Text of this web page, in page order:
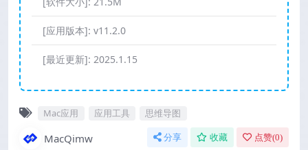
[应用版本]: v11.2.0
[最近更新]: 2025.1.15
Mac应用 应用工具 思维导图
MacQimw 分享 收藏 点赞(0)